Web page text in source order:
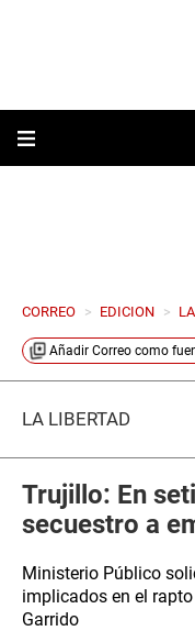
CORREO > EDICION >
Añadir Correo como
LA LIBERTAD
Trujillo: En
secuestro a
Ministerio Público
implicados en el
Garrido